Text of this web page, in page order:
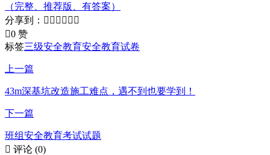
（完整、推荐版、有答案）
分享到：      
0 赞
标签三级安全教育安全教育试卷
上一篇
43m深基坑改造施工难点，遇不到也要学到！
下一篇
班组安全教育考试试题
 评论 (0)